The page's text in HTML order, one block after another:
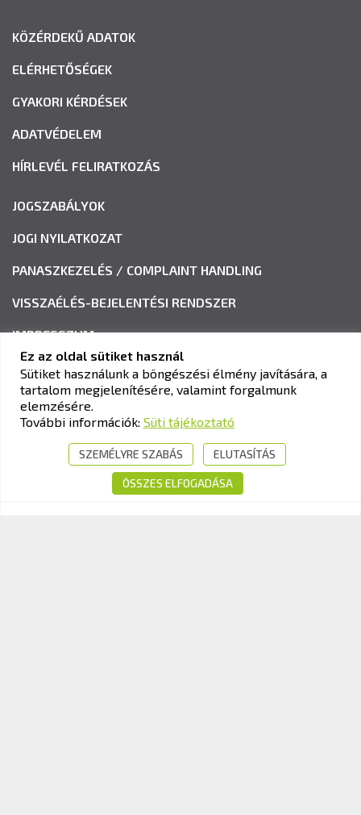
KÖZÉRDEKŰ ADATOK
ELÉRHETŐSÉGEK
GYAKORI KÉRDÉSEK
ADATVÉDELEM
HÍRLEVÉL FELIRATKOZÁS
JOGSZABÁLYOK
JOGI NYILATKOZAT
PANASZKEZELÉS / COMPLAINT HANDLING
VISSZAÉLÉS-BEJELENTÉSI RENDSZER
IMPRESSZUM
KAV KÖZLEKEDÉSI ALKALMASSÁGI ÉS VIZSGAKÖZPONT
Cím:1033 Budapest, Polgár utca 8-10.
+36-1-510-0101
info@kavk.hu
Ez az oldal sütiket használ
Sütiket használunk a böngészési élmény javítására, a
tartalom megjelenítésére, valamint forgalmunk
elemzésére.
További információk: Süti tájékoztató
SZEMÉLYRE SZABÁS ELUTASÍTÁS
ÖSSZES ELFOGADÁSA